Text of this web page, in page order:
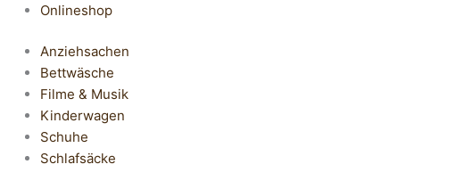
Onlineshop
Anziehsachen
Bettwäsche
Filme & Musik
Kinderwagen
Schuhe
Schlafsäcke